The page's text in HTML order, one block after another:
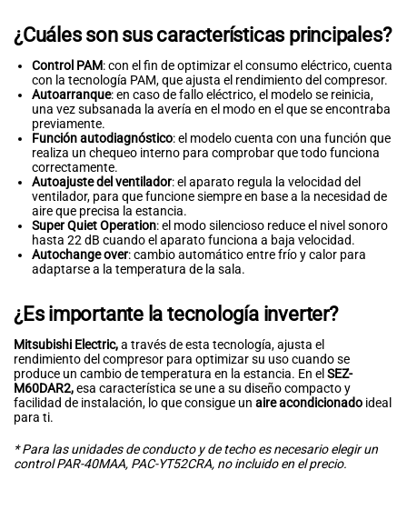
¿Cuáles son sus características principales?
Control PAM: con el fin de optimizar el consumo eléctrico, cuenta
con la tecnología PAM, que ajusta el rendimiento del compresor.
Autoarranque: en caso de fallo eléctrico, el modelo se reinicia,
una vez subsanada la avería en el modo en el que se encontraba
previamente.
Función autodiagnóstico: el modelo cuenta con una función que
realiza un chequeo interno para comprobar que todo funciona
correctamente.
Autoajuste del ventilador: el aparato regula la velocidad del
ventilador, para que funcione siempre en base a la necesidad de
aire que precisa la estancia.
Super Quiet Operation: el modo silencioso reduce el nivel sonoro
hasta 22 dB cuando el aparato funciona a baja velocidad.
Autochange over: cambio automático entre frío y calor para
adaptarse a la temperatura de la sala.
¿Es importante la tecnología inverter?
Mitsubishi Electric,a través de esta tecnología, ajusta el
rendimiento del compresor para optimizar su uso cuando se
produce un cambio de temperatura en la estancia. En el SEZ-
M60DAR2,esa característica se une a su diseño compacto y
facilidad de instalación, lo que consigue un aire acondicionado ideal
para ti.
* Para las unidades de conducto y de techo es necesario elegir un
control PAR-40MAA, PAC-YT52CRA, no incluido en el precio.